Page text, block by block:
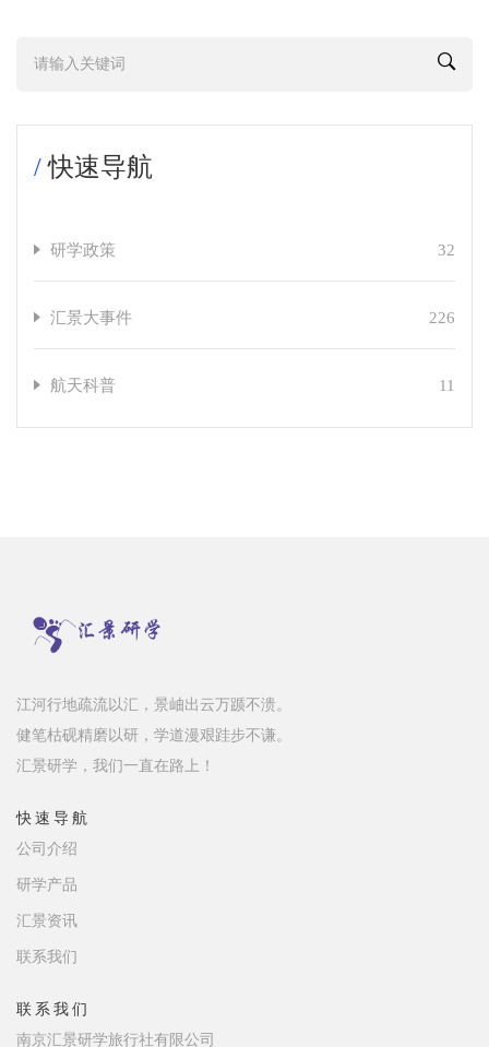
/快速导航
研学政策 32
汇景大事件 226
航天科普 11
江河行地疏流以汇，景岫出云万踬不溃。
健笔枯砚精磨以研，学道漫艰跬步不谦。
汇景研学，我们一直在路上！
快速导航
公司介绍
研学产品
汇景资讯
联系我们
联系我们
南京汇景研学旅行社有限公司